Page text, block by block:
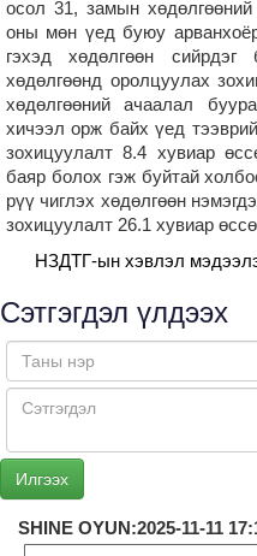
осол 31, замын
оны мөн үед буюу
гэхэд хөдөлгөөн сийрдэг
хөдөлгөөнд оролцуулах
хөдөлгөөний ачаалал
хичээл орж байх үед
зохицуулалт 8.4 хувиар
баяр болох гэж буйтай
рүү чиглэх хөдөлгөөн
зохицуулалт 26.1 хувиар
НЗДТГ-ын хэвлэл
Сэтгэгдэл үлдээх
SHINE OYUN:2025-11-11